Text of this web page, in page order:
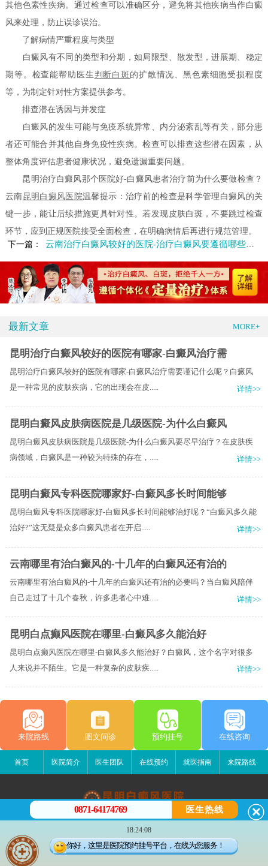
其他色素性疾病。通过检查可以准确区分，避免将其他疾病当作白癜
风来处理，防止误诊误治。
了解病情严重程度与类型
白癜风有不同的类型和分期，如局限型、散发型，进展期、稳定
期等。检查能帮助医生 判断白斑 的扩散情况、黑色素细胞受损程度
等，为制定针对性方案提供参考。
排查潜在诱因与并发症
白癜风的发生可能与免疫系统异常、内分泌紊乱等有关，部分患
者还可能合并其他自身免疫性疾病。检查可以排查这些潜在因素，从
整体角度评估患者健康状况，避免遗漏重要问题。
昆明治疗白癜风那个医院好-白癜风患者治疗前为什么要做检查？
云南昆明白癜风医院温馨提示：治疗前的检查是科学管理白癜风的关
键一步，能让后续措施更具针对性。若发现皮肤白斑，不要跳过检查
环节，应到正规医院接受全面检查，在明确病情后再进行规范管理。
下一篇：
云南治疗白癜风较好的医院-治疗白癜风要遵循哪些原则
最新文章 MORE+
昆明治疗白癜风较好的医院有哪家-白癜风治疗需
昆明治疗白癜风较好的医院有哪家-白癜风治疗需要谨记什么呢？白癜风
是一种常见的皮肤疾病，它的出现会在皮.....
详情>>
昆明白癜风皮肤病医院是几级医院-为什么白癜风
昆明白癜风皮肤病医院是几级医院-为什么白癜风要尽早治疗？在皮肤疾
病领域，白癜风是一种较为特殊的存在，.....
详情>>
昆明白癜风专科医院哪家好-白癜风多长时间能够
昆明白癜风专科医院哪家好-白癜风多长时间能够治好呢？“白癜风多久能
治好?”这无疑是众多白癜风患者在开启.....
详情>>
云南哪里有治白癜风的-十几年的白癜风还有治的
云南哪里有治白癜风的-十几年的白癜风还有治的必要吗？当白癜风陪伴
自己走过了十几个春秋，许多患者心中难.....
详情>>
昆明白点癫风医院在哪里-白癜风多久能治好
昆明白点癫风医院在哪里-白癜风多久能治好？白癜风，这个名字对很多
人来说并不陌生。它是一种复杂的皮肤疾.....
详情>>
来院路线 图文问诊 预约挂号 在线咨询
首页 医院简介 医生团队 在线预约 就医指南 来院路线
昆明白癜风医院
昆明市五华区护国路2号
版权所有：昆明白癜风医院
0871-64174769 医生热线
18:24:08
你好，这里是医院预约挂号平台，在线为您服务！